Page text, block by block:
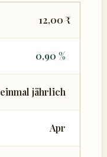
12,00 ₹
0,90 %
einmal jährlich
Apr